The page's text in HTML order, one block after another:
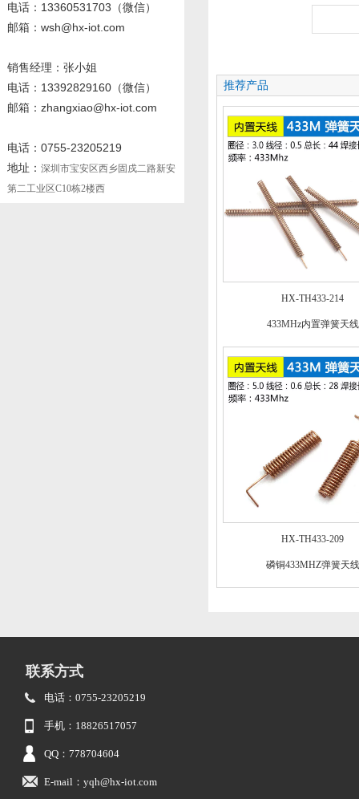
电话 ：13360531703 （微信）
邮箱：wsh@hx-iot.com
销售经理：张小姐
电话 ：13392829160 （微信）
邮箱：zhangxiao@hx-iot.com
电话：0755-23205219
地址： 深圳市宝安区西乡固戍二路新安
第二工业区C10栋2楼西
推荐产品
HX-TH433-214
433MHz内置弹簧天线
HX-TH433-209
磷铜433MHZ弹簧天线
联系方式
电话：0755-23205219
手机：18826517057
QQ：778704604
E-mail：yqh@hx-iot.com